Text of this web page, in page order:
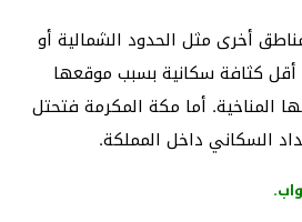
أخرى مثل الحدود الشمالية أو
أقل كثافة سكانية بسبب موقعها
المناخية. أما مكة المكرمة فتحتل
السكاني داخل المملكة.
.